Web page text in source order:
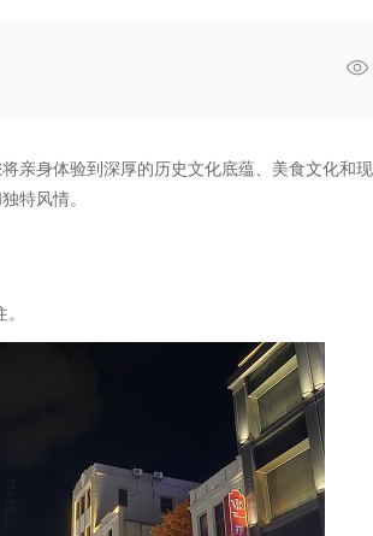
亲身体验到深厚的历史文化底蕴、美食文化和
特风情。